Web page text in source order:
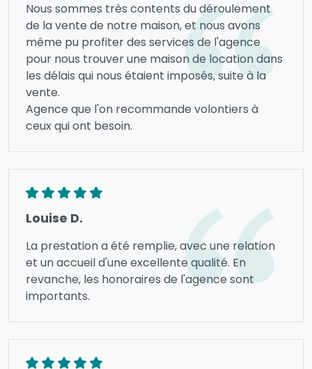
Nous sommes très contents du déroulement
de la vente de notre maison, et nous avons
même pu profiter des services de l'agence
pour nous trouver une maison de location dans
les délais qui nous étaient imposés, suite à la
vente.
Agence que l'on recommande volontiers à
ceux qui ont besoin.
Louise D.
La prestation a été remplie, avec une relation
et un accueil d'une excellente qualité. En
revanche, les honoraires de l'agence sont
importants.